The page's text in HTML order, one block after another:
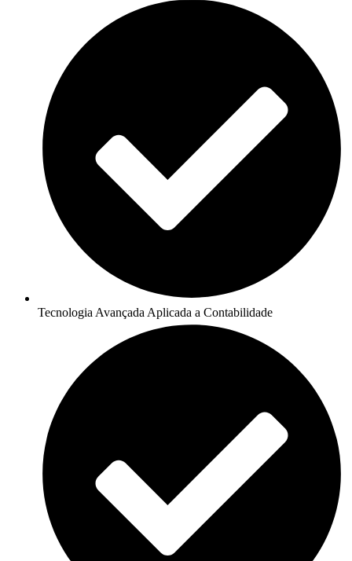
Tecnologia Avançada Aplicada a Contabilidade